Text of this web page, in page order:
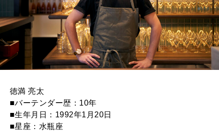
2026年5月号「“大好き”に出会いに。韓国」
2026年4月号「未来をつくる、学びの教科書。」
2026年3月号「スイーツ予想図 2026」
2026年1月号「猫がいれば、幸せ」
FOLLOW US!
徳満 亮太
■バーテンダー歴：10年
■生年月日：1992年1月20日
■星座：水瓶座